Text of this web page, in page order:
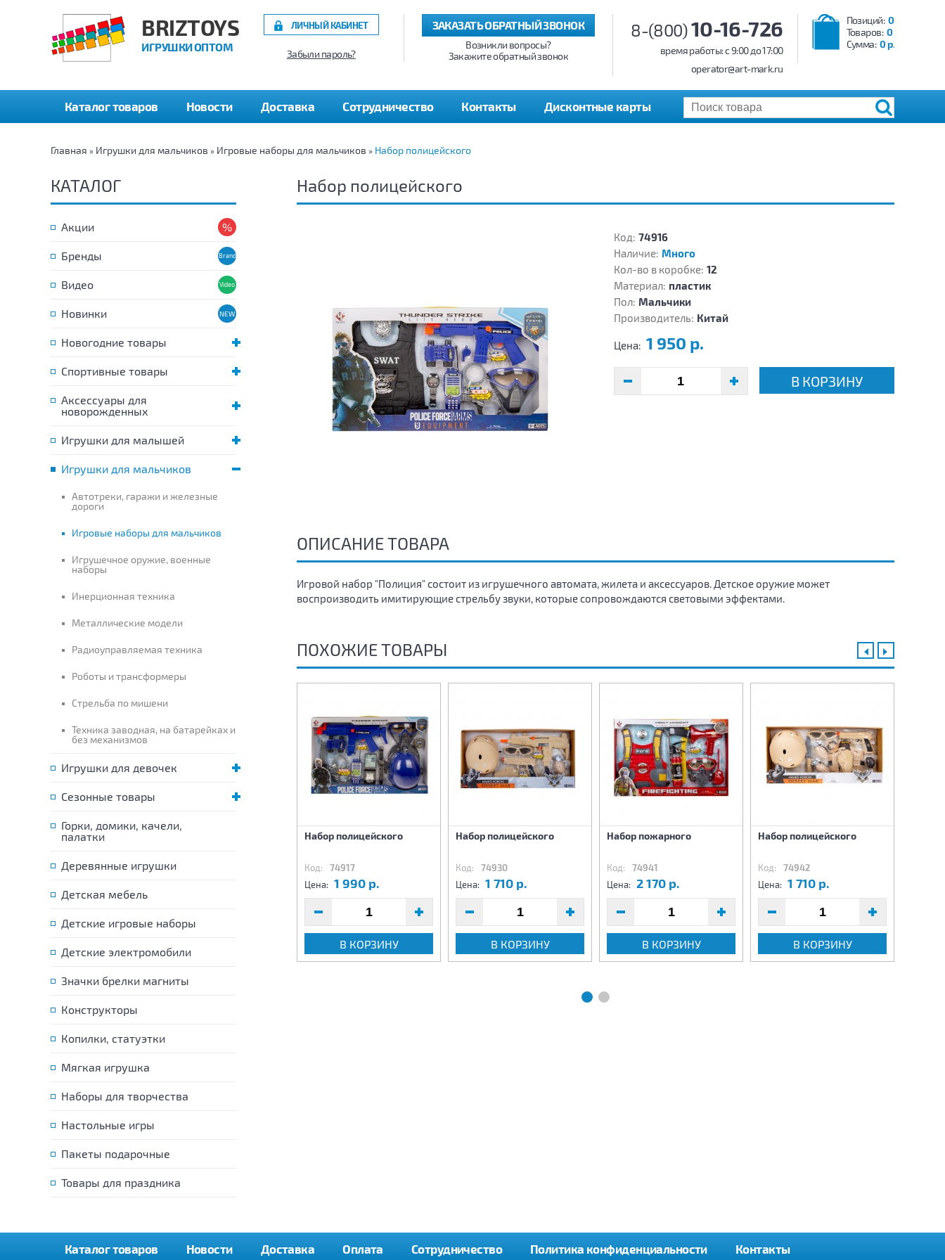
BRIZTOYS
ИГРУШКИ ОПТОМ
Позиций: 0
Товаров: 0
Сумма: 0 р.
8-(800)10-16-726
время работы: c 9:00 до 17:00
operator@art-mark.ru
ЗАКАЗАТЬ ОБРАТНЫЙ ЗВОНОК
Возникли вопросы?
Закажите обратный звонок
ЛИЧНЫЙ КАБИНЕТ
Забыли пароль?
Каталог товаров Новости Доставка Сотрудничество Контакты Дисконтные карты
Главная » Игрушки для мальчиков » Игровые наборы для мальчиков » Набор полицейского
КАТАЛОГ
Акции
Бренды
Видео
Новинки
Новогодние товары
Спортивные товары
Аксессуары для
новорожденных
Игрушки для малышей
Игрушки для мальчиков
Автотреки, гаражи и железные
дороги
Игровые наборы для мальчиков
Игрушечное оружие, военные
наборы
Инерционная техника
Металлические модели
Радиоуправляемая техника
Роботы и трансформеры
Стрельба по мишени
Техника заводная, на батарейках и
без механизмов
Игрушки для девочек
Сезонные товары
Горки, домики, качели,
палатки
Деревянные игрушки
Детская мебель
Детские игровые наборы
Детские электромобили
Значки брелки магниты
Конструкторы
Копилки, статуэтки
Мягкая игрушка
Наборы для творчества
Настольные игры
Пакеты подарочные
Товары для праздника
Набор полицейского
Код: 74916
Наличие: Много
Кол-во в коробке: 12
Материал: пластик
Пол: Мальчики
Производитель: Китай
Цена: 1 950 р.
В КОРЗИНУ
ОПИСАНИЕ ТОВАРА
Игровой набор "Полиция" состоит из игрушечного автомата, жилета и аксессуаров. Детское оружие может
воспроизводить имитирующие стрельбу звуки, которые сопровождаются световыми эффектами.
ПОХОЖИЕ ТОВАРЫ
Грузовик с набором
металлических военных
74975 Код:
Набор полицейского
Код: 74917
Цена: 1 990 р.
В КОРЗИНУ
Набор полицейского
Код: 74930
Цена: 1 710 р.
В КОРЗИНУ
Набор пожарного
Код: 74941
Цена: 2 170 р.
В КОРЗИНУ
Набор полицейского
Код: 74942
Цена: 1 710 р.
В КОРЗИНУ
Каталог товаров Новости Доставка Оплата Сотрудничество Политика конфиденциальности Контакты